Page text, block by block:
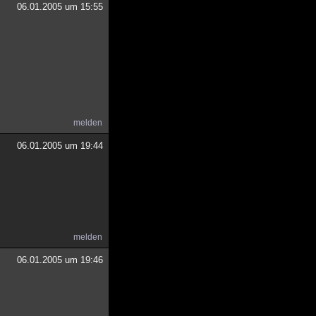
06.01.2005 um 15:55
melden
06.01.2005 um 19:44
melden
06.01.2005 um 19:46